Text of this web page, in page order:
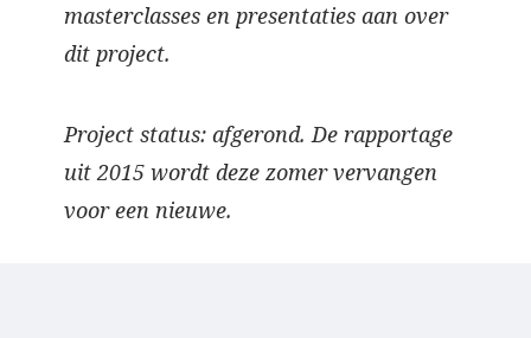
masterclasses en presentaties aan over
dit project.
Project status: afgerond. De rapportage
uit 2015 wordt deze zomer vervangen
voor een nieuwe.